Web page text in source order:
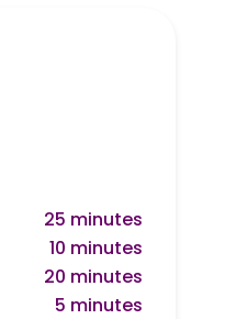
25 minutes
10 minutes
20 minutes
5 minutes